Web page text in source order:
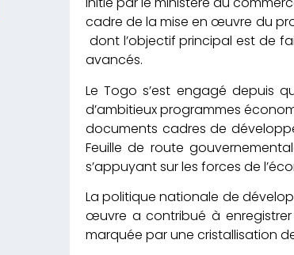
cadre de la mise en œuvre du
dont l’objectif principal est de
avancés.
Le Togo s’est engagé depuis
d’ambitieux programmes
documents cadres de
Feuille de route
s’appuyant sur les forces de
La politique nationale de
œuvre a contribué à
marquée par une cristallisation